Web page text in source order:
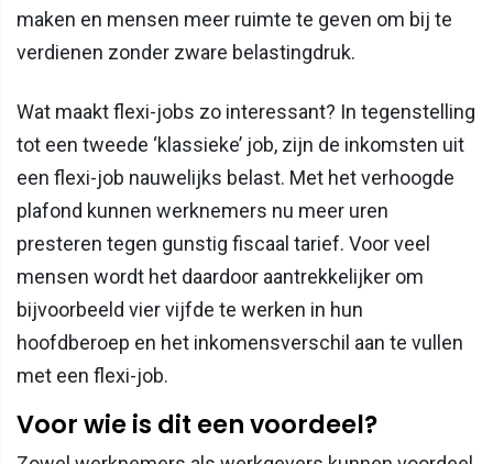
maken en mensen meer ruimte te geven om bij te
verdienen zonder zware belastingdruk.
Wat maakt flexi-jobs zo interessant? In tegenstelling
tot een tweede ‘klassieke’ job, zijn de inkomsten uit
een flexi-job nauwelijks belast. Met het verhoogde
plafond kunnen werknemers nu meer uren
presteren tegen gunstig fiscaal tarief. Voor veel
mensen wordt het daardoor aantrekkelijker om
bijvoorbeeld vier vijfde te werken in hun
hoofdberoep en het inkomensverschil aan te vullen
met een flexi-job.
Voor wie is dit een voordeel?